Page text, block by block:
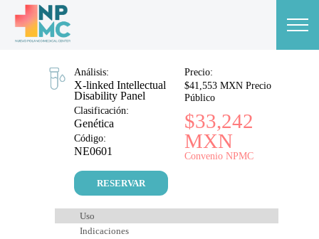
Análisis:
X-linked Intellectual
Disability Panel
Clasificación:
Genética
Código:
NE0601
RESERVAR
Precio:
$41,553 MXN Precio
Público
$33,242
MXN
Convenio NPMC
Uso
Indicaciones